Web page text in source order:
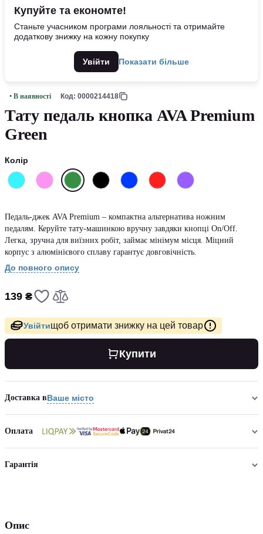
Купуйте та економте!
Станьте учасником програми лояльності та отримайте
додаткову знижку на кожну покупку
Увійти Показати більше
• В наявності Код: 0000214418
Тату педаль кнопка AVA Premium
Green
Колір
Педаль-джек AVA Premium – компактна альтернатива ножним
педалям. Керуйте тату-машинкою вручну завдяки кнопці On/Off.
Легка, зручна для виїзних робіт, займає мінімум місця. Міцний
корпус з алюмінієвого сплаву гарантує довговічність.
До повного опису
139 ₴
Увійтищоб отримати знижку на цей товар
Купити
Доставка вВаше місто
Оплата
Гарантія
Опис